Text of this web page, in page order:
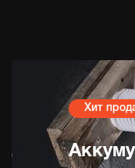
Хит